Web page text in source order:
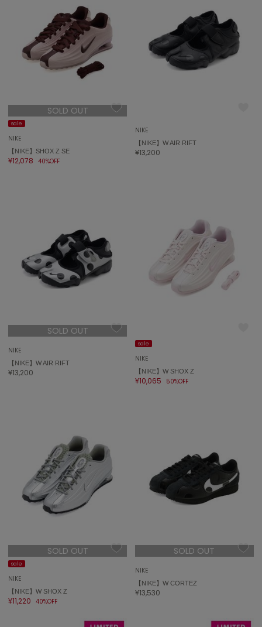
SNIDEL HOME
スナイデル ホーム
SOFER
サムウェアバター
SORIN
ソリン
Stylevoice for xxx
swanë
スワネ
TEVA
トゥデイフル
TSURU by Mariko Oikawa
ツルバイマリコオイカワ
UNDERSON UNDERSON
アンダーソン アンダーソン
un/neu
SOLD OUT
sale
NIKE
【NIKE】SHOX Z SE
¥12,078 40%OFF
NIKE
【NIKE】W AIR RIFT
¥13,200
SOLD OUT
NIKE
【NIKE】W AIR RIFT
¥13,200
sale
NIKE
【NIKE】W SHOX Z
¥10,065 50%OFF
SOLD OUT
sale
NIKE
【NIKE】W SHOX Z
¥11,220 40%OFF
SOLD OUT
NIKE
【NIKE】W CORTEZ
¥13,530